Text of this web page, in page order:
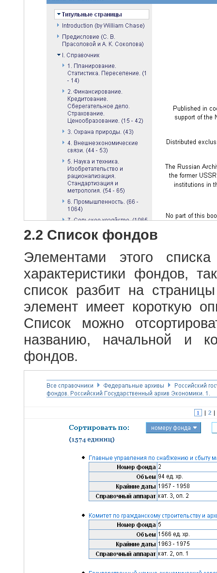
2.2 Список фондов
Элементами этого
характеристики фондов,
список разбит на
элемент имеет короткую
Список можно
названию, начальной и
фондов.